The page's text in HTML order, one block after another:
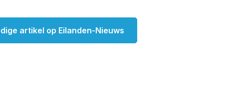
artikel op Eilanden-Nieuws